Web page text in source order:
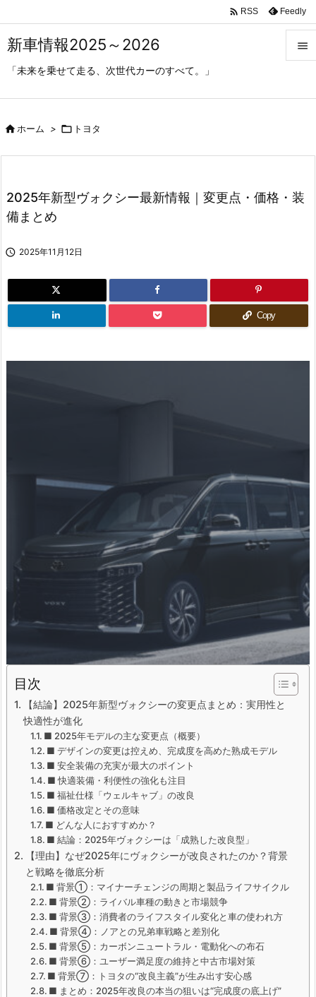
新車情報2025～2026
「未来を乗せて走る、次世代カーのすべて。」

次へ
 RSS Feedly
ホーム >  トヨタ
2025年新型ヴォクシー最新情報｜変更点・価格・装
備まとめ
 2025年11月12日
Copy
目次
【結論】2025年新型ヴォクシーの変更点まとめ：実用性と
快適性が進化
■ 2025年モデルの主な変更点（概要）
■ デザインの変更は控えめ、完成度を高めた熟成モデル
■ 安全装備の充実が最大のポイント
■ 快適装備・利便性の強化も注目
■ 福祉仕様「ウェルキャブ」の改良
■ 価格改定とその意味
■ どんな人におすすめか？
■ 結論：2025年ヴォクシーは「成熟した改良型」
【理由】なぜ2025年にヴォクシーが改良されたのか？背景
と戦略を徹底分析
■ 背景①：マイナーチェンジの周期と製品ライフサイクル
■ 背景②：ライバル車種の動きと市場競争
■ 背景③：消費者のライフスタイル変化と車の使われ方
■ 背景④：ノアとの兄弟車戦略と差別化
■ 背景⑤：カーボンニュートラル・電動化への布石
■ 背景⑥：ユーザー満足度の維持と中古市場対策
■ 背景⑦：トヨタの“改良主義”が生み出す安心感
■ まとめ：2025年改良の本当の狙いは“完成度の底上げ”